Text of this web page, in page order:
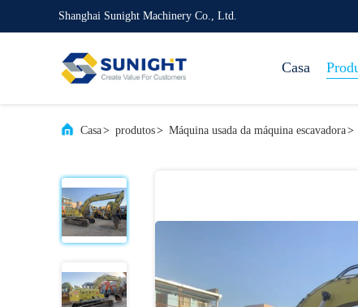
Shanghai Sunight Machinery Co., Ltd.
Casa
Casa> produtos> Máquina usada da máquina escavadora>